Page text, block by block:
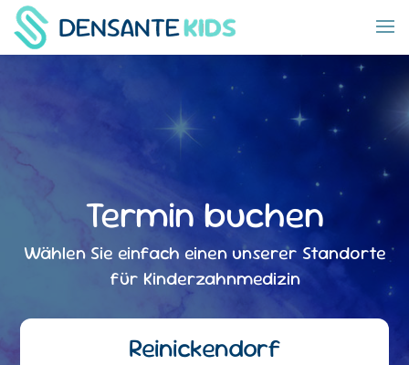
Termin buchen
Wählen Sie einfach einen unserer Standorte
für Kinderzahnmedizin
Reinickendorf